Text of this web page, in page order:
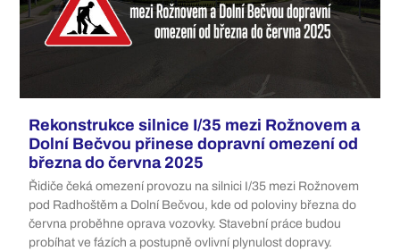
Rekonstrukce silnice I/35 mezi Rožnovem a
Dolní Bečvou přinese dopravní omezení od
března do června 2025
Řidiče čeká omezení provozu na silnici I/35 mezi Rožnovem
pod Radhoštěm a Dolní Bečvou, kde od poloviny března do
června proběhne oprava vozovky. Stavební práce budou
probíhat ve fázích a postupně ovlivní plynulost dopravy.